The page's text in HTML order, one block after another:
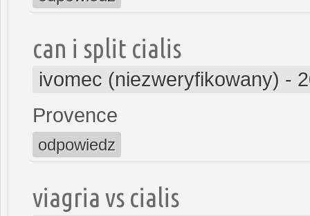
can i split cialis
ivomec (niezweryfikowany) -
Provence
odpowiedz
viagria vs cialis